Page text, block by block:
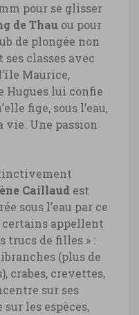
pour se glisser
de Thau ou pour
de plongée non
classes avec
Maurice,
Hugues lui confie
fige, sous l’eau,
vie. Une passion
Caillaud est
sous l’eau par ce
certains appellent
trucs de filles » :
(plus de
crabes, crevettes,
sur ses
les espèces,